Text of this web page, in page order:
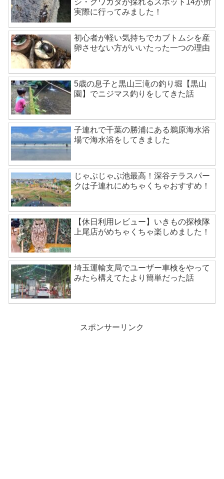
シ・クワガタが採れるスポット14か所
実際に行ってみました！
初心者が軽い気持ちでカブトムシを産
卵させない方がいいたった一つの理由
5歳の息子と黒山三滝の釣り堀【黒山
園】でニジマス釣りをしてきた話
子連れで千葉の勝浦にある鵜原海水浴
場で海水浴をしてきました
じゃぶじゃぶ池最高！深谷テラスパー
クは子連れにめちゃくちゃおすすめ！
【休日利用レビュー】いきもの探検隊
上尾店がめちゃくちゃ楽しめました！
埼玉運輸支局でユーザー車検をやって
みたら構えてたより簡単だった話
スポンサーリンク